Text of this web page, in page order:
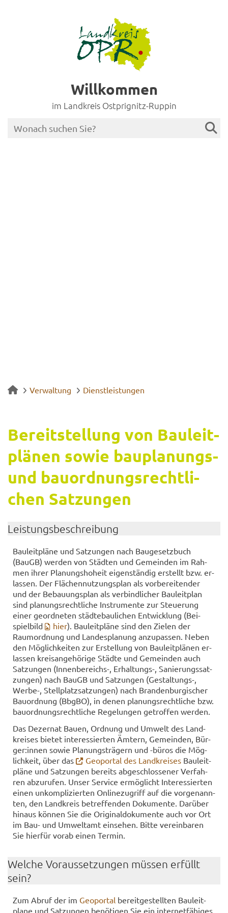
Willkommen
im Landkreis Ostprignitz-Ruppin
Verwaltung Dienstleistungen
Be­reit­stel­lung von Bau­leit­
plä­nen sowie bauplanungs-​
und bau­ord­nungs­recht­li­
chen Sat­zun­gen
Leis­tungs­be­schrei­bung
Bau­leit­plä­ne und Sat­zun­gen nach Bau­ge­setz­buch
(BauGB) wer­den von Städ­ten und Ge­mein­den im Rah­
men ihrer Pla­nungs­ho­heit ei­gen­stän­dig er­stellt bzw. er­
las­sen. Der Flä­chen­nut­zungs­plan als vor­be­rei­ten­der
und der Be­bau­ungs­plan als ver­bind­li­cher Bau­leit­plan
sind pla­nungs­recht­li­che In­stru­men­te zur Steue­rung
einer ge­ord­ne­ten städ­te­bau­li­chen Ent­wick­lung (Bei­
spiel­bild
hier). Bau­leit­plä­ne sind den Zie­len der
Raum­ord­nung und Lan­des­pla­nung an­zu­pas­sen. Neben
den Mög­lich­kei­ten zur Er­stel­lung von Bau­leit­plä­nen er­
las­sen kreis­an­ge­hö­ri­ge Städ­te und Ge­mein­den auch
Sat­zun­gen (Innenbereichs-​, Erhaltungs-​, Sa­nie­rungs­sat­
zun­gen) nach BauGB und Sat­zun­gen (Gestaltungs-​,
Werbe-​, Stell­platz­sat­zun­gen) nach Bran­den­bur­gi­scher
Bau­ord­nung (BbgBO), in denen pla­nungs­recht­li­che bzw.
bau­ord­nungs­recht­li­che Re­ge­lun­gen ge­trof­fen wer­den.
Das De­zer­nat Bauen, Ord­nung und Um­welt des Land­
krei­ses bie­tet in­ter­es­sier­ten Äm­tern, Ge­mein­den, Bür­
ger:innen sowie Pla­nungs­trä­gern und -​büros die Mög­
lich­keit, über das
Geo­por­tal des Land­krei­ses Bau­leit­
plä­ne und Sat­zun­gen be­reits ab­ge­schlos­se­ner Ver­fah­
ren ab­zu­ru­fen. Unser Ser­vice er­mög­licht In­ter­es­sier­ten
einen un­kom­pli­zier­ten On­line­zu­griff auf die vor­ge­nann­
ten, den Land­kreis be­tref­fen­den Do­ku­men­te. Dar­über
hin­aus kön­nen Sie die Ori­gi­nal­do­ku­men­te auch vor Ort
im Bau- und Um­welt­amt ein­se­hen. Bitte ver­ein­ba­ren
Sie hier­für vorab einen Ter­min.
Wel­che Vor­aus­set­zun­gen müs­sen er­füllt
sein?
Zum Abruf der im Geo­por­tal be­reit­ge­stell­ten Bau­leit­
pla­ne und Sat­zun­gen be­nö­ti­gen Sie ein in­ter­net­fä­hi­ges